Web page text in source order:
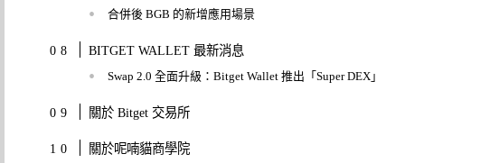
合併後 BGB 的新增應用場景
BITGET WALLET 最新消息
Swap 2.0 全面升級：Bitget Wallet 推出「Super DEX」
關於 Bitget 交易所
關於呢喃貓商學院